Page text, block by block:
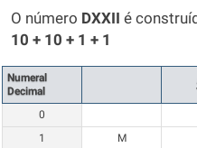
O número DXXII é
10 + 10 + 1 + 1
Numeral
Decimal
0
1
M